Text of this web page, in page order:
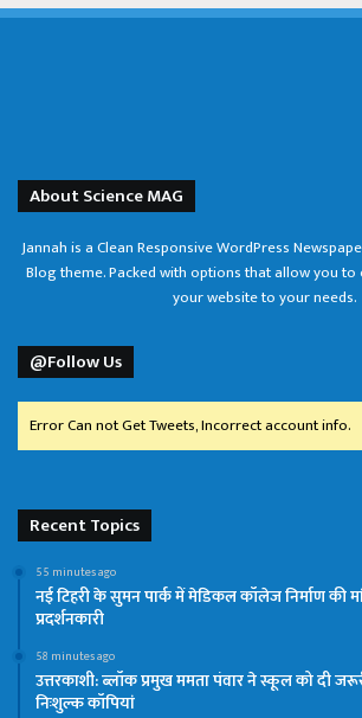
About Science MAG
Jannah is a Clean Responsive WordPress
Blog theme. Packed with options that allow you
your website to your needs.
@Follow Us
Error Can not Get Tweets, Incorrect account info.
Recent Topics
55 minutes ago
नई टिहरी के सुमन पार्क में मेडिकल कॉलेज निर्माण की
प्रदर्शनकारी
58 minutes ago
उत्तरकाशी: ब्लॉक प्रमुख ममता पंवार ने स्कूल को दी
निःशुल्क कॉपियां